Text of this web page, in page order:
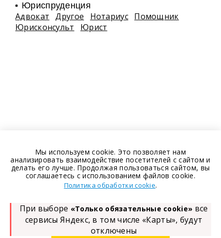
Юриспруденция
Адвокат Другое Нотариус Помощник
Юрисконсульт
Юрист
Мы используем cookie. Это позволяет нам
анализировать взаимодействие посетителей с сайтом и
делать его лучше. Продолжая пользоваться сайтом, вы
соглашаетесь с использованием файлов cookie.
Политика обработки cookie.
При выборе «Только обязательные cookie» все
сервисы Яндекс, в том числе «Карты», будут
отключены